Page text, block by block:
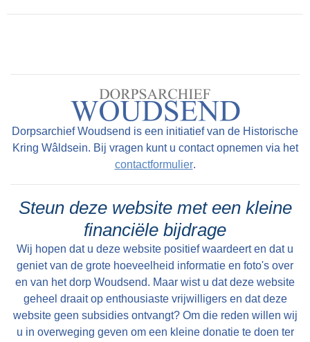
bovenste balk kan worden geopend. Alle foto's
Dorpsarchief Woudsend is een initiatief van de Historische
Kring Wâldsein. Bij vragen kunt u contact opnemen via het
contactformulier.
Steun deze website met een kleine
financiële bijdrage
Wij hopen dat u deze website positief waardeert en dat u
geniet van de grote hoeveelheid informatie en foto's over
en van het dorp Woudsend. Maar wist u dat deze website
geheel draait op enthousiaste vrijwilligers en dat deze
website geen subsidies ontvangt? Om die reden willen wij
u in overweging geven om een kleine donatie te doen ter